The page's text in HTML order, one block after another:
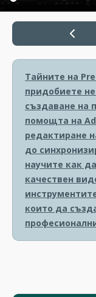
Тайните на
придобиете
създаване на
помощта на
редактиране
до
научите как
качествен
които да